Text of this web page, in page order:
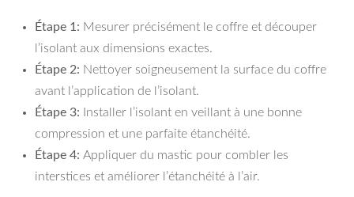
Étape 1: Mesurer précisément le coffre et découper
l’isolant aux dimensions exactes.
Étape 2: Nettoyer soigneusement la surface du coffre
avant l’application de l’isolant.
Étape 3: Installer l’isolant en veillant à une bonne
compression et une parfaite étanchéité.
Étape 4: Appliquer du mastic pour combler les
interstices et améliorer l’étanchéité à l’air.